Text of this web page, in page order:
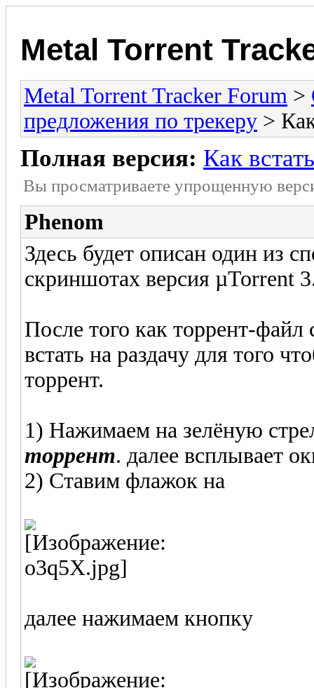
Metal Torrent
Metal Torrent Tracker Forum >
предложения по трекеру >
Полная версия: Как
Вы просматриваете yпpощеннyю
Phenom
Здесь будет описан один из
скриншотах версия µTorrent
После того как торрент-
встать на раздачу для того
торрент.
1) Нажимаем на зелёную
торрент. далее всплывает
2) Ставим флажок на
далее нажимаем кнопку